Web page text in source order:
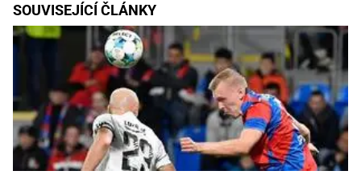
SOUVISEJÍCÍ ČLÁNKY